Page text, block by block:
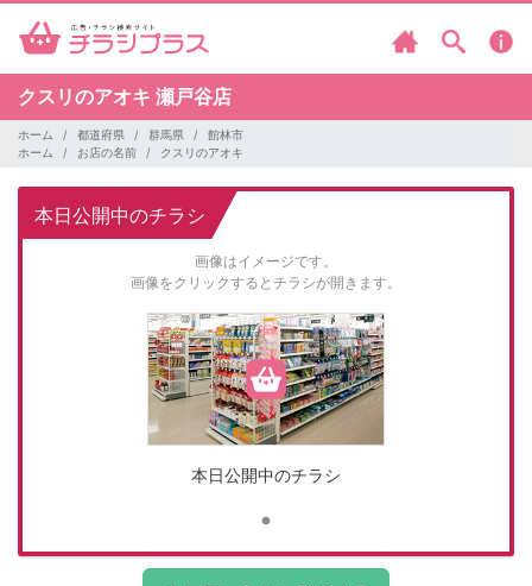
クスリのアオキ 瀬戸谷店
ホーム 都道府県 群馬県
館林市
ホーム
お店の名前 クスリのアオキ
本日公開中のチラシ
画像はイメージです。
画像をクリックするとチラシが開きます。
本日公開中のチラシ